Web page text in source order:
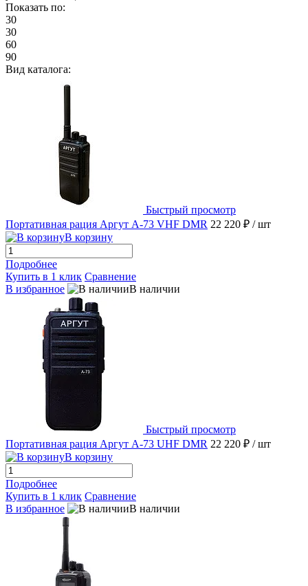
Показать по:
30
30
60
90
Вид каталога:
Быстрый просмотр
Портативная рация Аргут А-73 VHF DMR 22 220 ₽ / шт
В корзину
Подробнее
Купить в 1 клик Сравнение
В избранное
В наличии
Быстрый просмотр
Портативная рация Аргут А-73 UHF DMR 22 220 ₽ / шт
В корзину
Подробнее
Купить в 1 клик Сравнение
В избранное
В наличии